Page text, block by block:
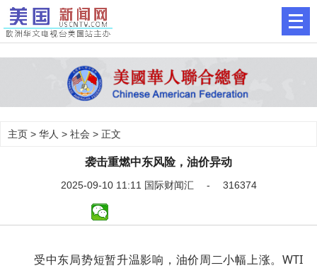
主页 > 华人 > 社会 > 正文
袭击重燃中东风险，油价异动
2025-09-10 11:11 国际财闻汇 - 316374
受中东局势短暂升温影响，油价周二小幅上涨。WTI